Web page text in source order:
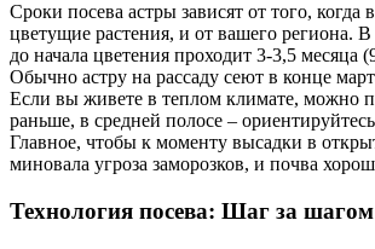
Сроки посева астры зависят от того, когда
цветущие растения, и от вашего региона. В
до начала цветения проходит 3-3,5 месяца
Обычно астру на рассаду сеют в конце
Если вы живете в теплом климате, можно
раньше, в средней полосе –
Главное, чтобы к моменту высадки в
миновала угроза заморозков, и почва
Технология посева: Шаг за шагом